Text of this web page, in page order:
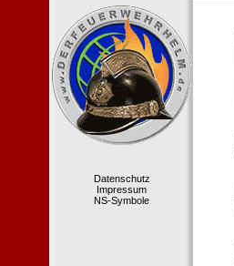
Datenschutz
Impressum
NS-Symbole